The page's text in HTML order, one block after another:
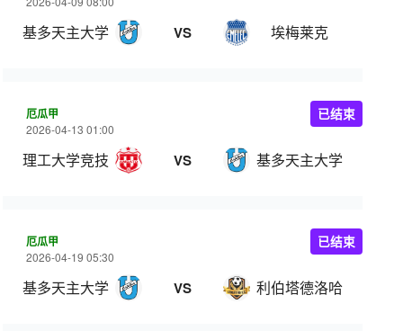
基多天主大学 VS 埃梅莱克
厄瓜甲
2026-04-13 01:00
理工大学竞技 VS 基多天主大学
已结束
厄瓜甲
2026-04-19 05:30
基多天主大学 VS 利伯塔德洛哈
已结束